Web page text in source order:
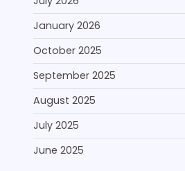
January 2026
October 2025
September 2025
August 2025
July 2025
June 2025